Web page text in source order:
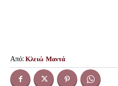
Από: Κλειώ Μαντά